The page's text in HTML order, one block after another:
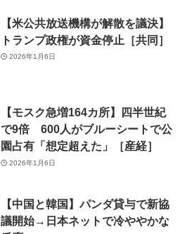
【米公共放送機構が解散を議決】
トランプ政権が資金停止［共同］
2026年1月6日
【モスク急増164カ所】四半世紀
で9倍 600人がブルーシートで公
園占有「想定超えた」［産経］
2026年1月6日
【中国と韓国】パンダ貸与で新協
議開始→日本ネットで冷ややかな